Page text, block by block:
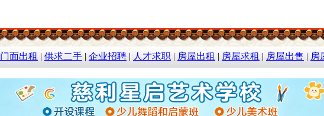
门面出租 | 供求二手 | 企业招聘 | 人才求职 | 房屋出租 | 房屋求租 | 房屋出售 | 房